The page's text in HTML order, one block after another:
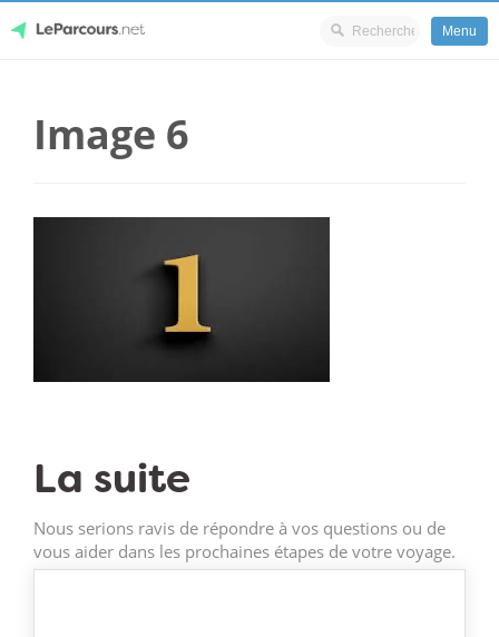
content
Menu
Image 6
La suite
Nous serions ravis de répondre à vos questions ou de
vous aider dans les prochaines étapes de votre voyage.